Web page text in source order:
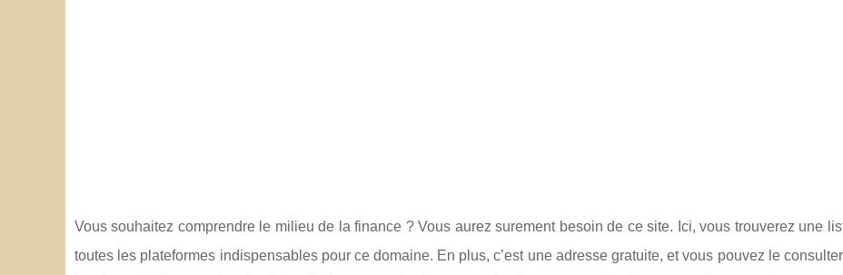
Vous souhaitez comprendre le milieu de la finance ? Vous aurez surement besoin de ce site. Ici, vous trouverez une
toutes les plateformes indispensables pour ce domaine. En plus, c’est une adresse gratuite, et vous pouvez le